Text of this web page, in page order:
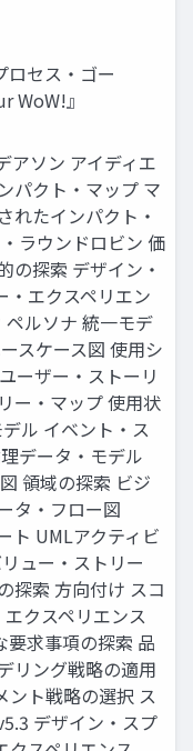
ロセス・ゴー
WoW!』
アソン アイディエ
パクト・マップ マ
れたインパクト・
ラウンドロビン 価
の探索 デザイン・
・エクスペリエン
ペルソナ 統一モデ
スケース図 使用シ
ーザー・ストーリ
ー・マップ 使用状
ル イベント・ス
データ・モデル
領域の探索 ビジ
タ・フロー図
ト UMLアクティビ
ュー・ストリー
探索 方向付け スコ
クスペリエンス
要求事項の探索 品
リング戦略の適用
ント戦略の選択 ス
デザイン・スプ